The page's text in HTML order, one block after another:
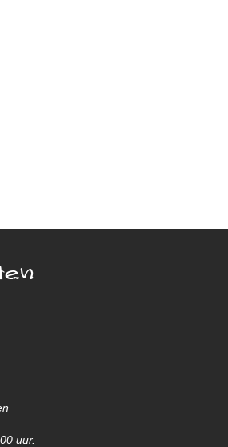
uur.